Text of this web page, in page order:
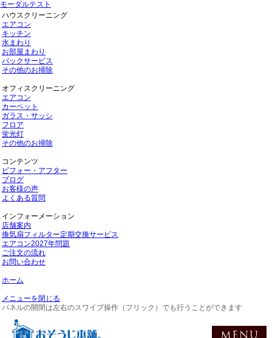
モーダルテスト
ハウスクリーニング
エアコン
キッチン
水まわり
お部屋まわり
パックサービス
その他のお掃除
オフィスクリーニング
エアコン
カーペット
ガラス・サッシ
フロア
蛍光灯
その他のお掃除
コンテンツ
ビフォー・アフター
ブログ
お客様の声
よくある質問
インフォーメーション
店舗案内
換気扇フィルター定期交換サービス
エアコン2027年問題
ご注文の流れ
お問い合わせ
ホーム
メニューを閉じる
パネルの開閉は左右のスワイプ操作（フリック）でも行うことができます